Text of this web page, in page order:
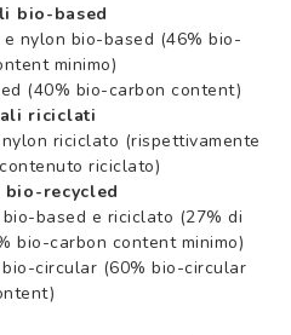
bio-based
nylon bio-based (46% bio-
minimo)
(40% bio-carbon content)
riciclati
riciclato (rispettivamente
riciclato)
recycled
based e riciclato (27% di
bio-carbon content minimo)
circular (60% bio-circular